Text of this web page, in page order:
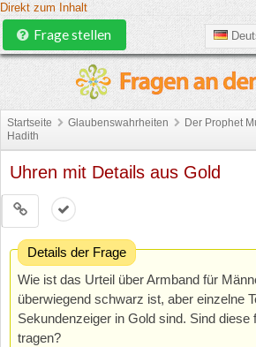
Direkt zum Inhalt
Frage stellen
Startseite Glaubenswahrheiten
Der Prophet
Hadith
Uhren mit Details aus Gold
Details der Frage
Wie ist das Urteil über Armband für
überwiegend schwarz ist, aber einzelne
Sekundenzeiger in Gold sind. Sind diese
tragen?